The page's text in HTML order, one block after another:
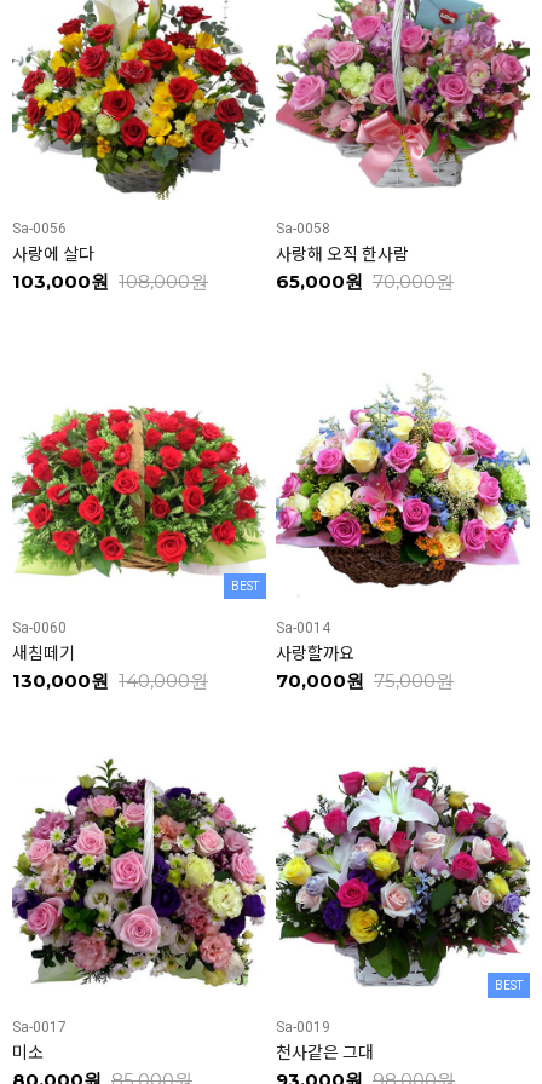
Sa-0056
사랑에 살다
103,000원 108,000원
Sa-0058
사랑해 오직 한사람
65,000원 70,000원
BEST
Sa-0060
새침떼기
130,000원 140,000원
Sa-0014
사랑할까요
70,000원 75,000원
Sa-0017
미소
BEST
Sa-0019
천사같은 그대